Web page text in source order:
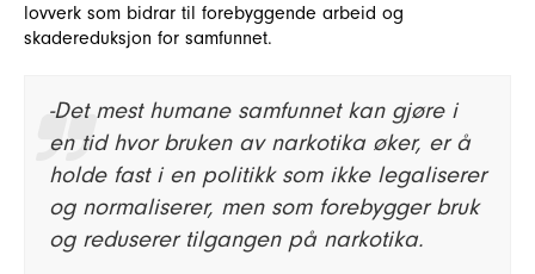
lovverk som bidrar til forebyggende arbeid og
skadereduksjon for samfunnet.
-Det mest humane samfunnet kan gjøre i
en tid hvor bruken av narkotika øker, er å
holde fast i en politikk som ikke legaliserer
og normaliserer, men som forebygger bruk
og reduserer tilgangen på narkotika.